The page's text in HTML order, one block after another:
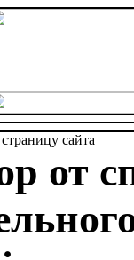
сайта
от